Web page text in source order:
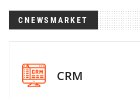
CNEWSMARKET
CRM